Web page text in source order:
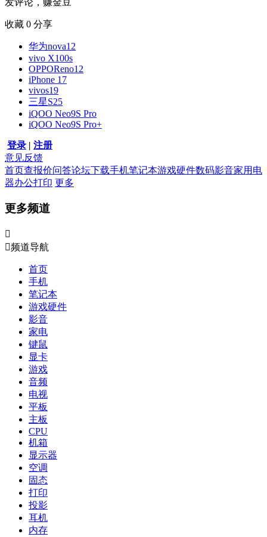
发评论，赚金豆
收藏 0 分享
华为nova12
vivo X100s
OPPOReno12
iPhone 17
vivos19
三星S25
iQOO Neo9S Pro
iQOO Neo9S Pro+
登录 | 注册
意见反馈
首页查报价问答论坛下载手机笔记本游戏硬件数码影音家用电
器办公打印 更多
更多频道

频道导航
首页
手机
笔记本
游戏硬件
影音
家电
键鼠
显卡
游戏
音频
电视
平板
主板
CPU
机箱
显示器
空调
固态
打印
投影
耳机
内存